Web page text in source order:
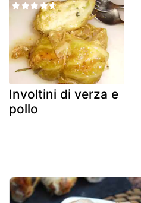
Involtini di verza e
pollo